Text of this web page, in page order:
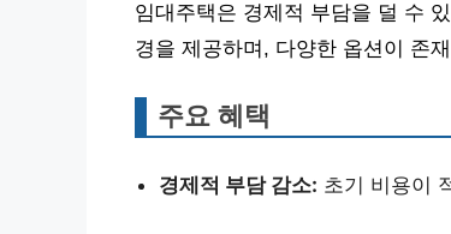
임대주택은 경제적 부담을 덜 수
경을 제공하며, 다양한 옵션이 존
주요 혜택
경제적 부담 감소: 초기 비용이